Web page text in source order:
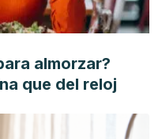
almorzar?
que del reloj